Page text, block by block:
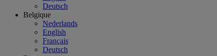
Deutsch
Belgique
Nederlands
English
Français
Deutsch